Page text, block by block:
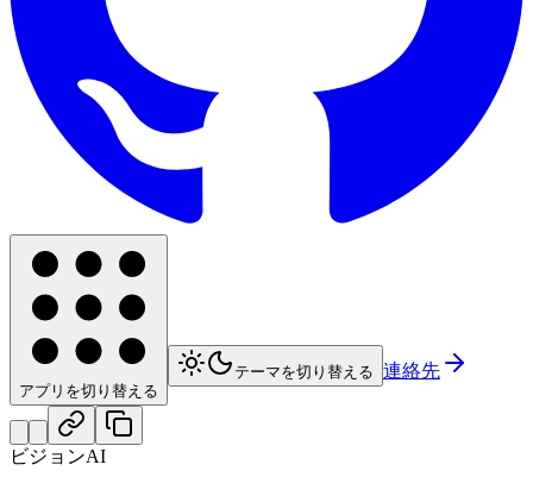
アプリを切り替える
テーマを切り替える 連絡先
ビジョンAI